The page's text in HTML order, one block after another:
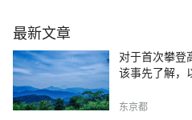
最新文章
对于首次攀登
该事先了解，
东京都